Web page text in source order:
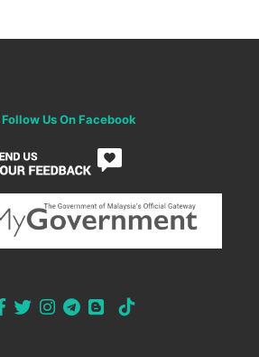
Follow Us On Facebook